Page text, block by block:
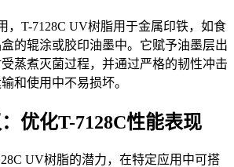
，T-7128C UV树脂用于金属印铁，如食
的辊涂或胶印油墨中。它赋予油墨层出
蒸煮灭菌过程，并通过严格的韧性冲击
和使用中不易损坏。
优化T-7128C性能表现
UV树脂的潜力，在特定应用中可搭